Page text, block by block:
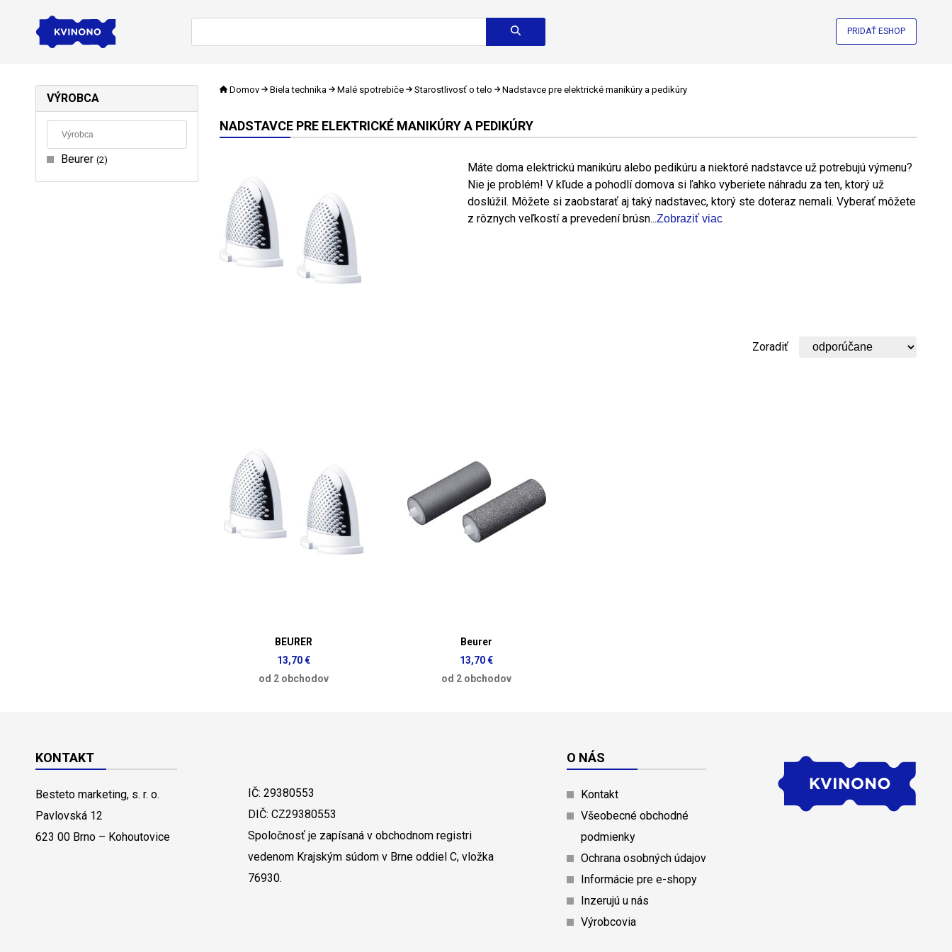
PRIDAŤ ESHOP
VÝROBCA
Beurer 2
Domov Biela technika Malé spotrebiče Starostlivosť o telo Nadstavce pre elektrické manikúry a pedikúry
NADSTAVCE PRE ELEKTRICKÉ MANIKÚRY A PEDIKÚRY
Máte doma elektrickú manikúru alebo pedikúru a niektoré nadstavce už potrebujú výmenu?
Nie je problém! V kľude a pohodlí domova si ľahko vyberiete náhradu za ten, ktorý už
doslúžil. Môžete si zaobstarať aj taký nadstavec, ktorý ste doteraz nemali. Vyberať môžete
z rôznych veľkostí a prevedení brúsn...Zobraziť viac
Zoradiť
BEURER
13,70 €
od 2 obchodov
Beurer
13,70 €
od 2 obchodov
KONTAKT
Besteto marketing, s. r. o.
Pavlovská 12
623 00 Brno – Kohoutovice
IČ: 29380553
DIČ: CZ29380553
Spoločnosť je zapísaná v obchodnom registri
vedenom Krajským súdom v Brne oddiel C, vložka
76930.
O NÁS
Kontakt
Všeobecné obchodné
podmienky
Ochrana osobných údajov
Informácie pre e-shopy
Inzerujú u nás
Výrobcovia